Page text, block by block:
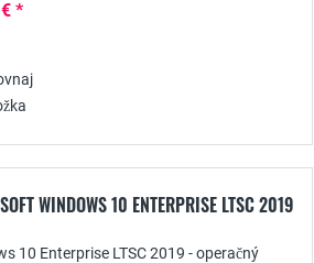
*
WINDOWS 10 ENTERPRISE LTSC 2019
10 Enterprise LTSC 2019 - operačný